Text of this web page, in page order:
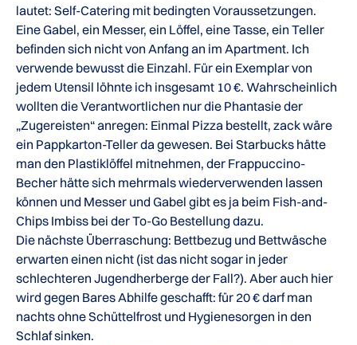
lautet: Self-Catering mit bedingten Voraussetzungen.
Eine Gabel, ein Messer, ein Löffel, eine Tasse, ein Teller
befinden sich nicht von Anfang an im Apartment. Ich
verwende bewusst die Einzahl. Für ein Exemplar von
jedem Utensil löhnte ich insgesamt 10 €. Wahrscheinlich
wollten die Verantwortlichen nur die Phantasie der
„Zugereisten“ anregen: Einmal Pizza bestellt, zack wäre
ein Pappkarton-Teller da gewesen. Bei Starbucks hätte
man den Plastiklöffel mitnehmen, der Frappuccino-
Becher hätte sich mehrmals wiederverwenden lassen
können und Messer und Gabel gibt es ja beim Fish-and-
Chips Imbiss bei der To-Go Bestellung dazu.
Die nächste Überraschung: Bettbezug und Bettwäsche
erwarten einen nicht (ist das nicht sogar in jeder
schlechteren Jugendherberge der Fall?). Aber auch hier
wird gegen Bares Abhilfe geschafft: für 20 € darf man
nachts ohne Schüttelfrost und Hygienesorgen in den
Schlaf sinken.